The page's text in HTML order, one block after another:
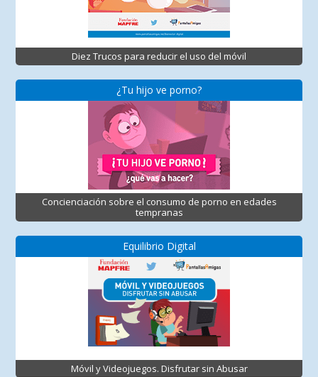
Diez Trucos para reducir el uso del móvil
¿Tu hijo ve porno?
Concienciación sobre el consumo de porno en edades
tempranas
Equilibrio Digital
Móvil y Videojuegos. Disfrutar sin Abusar